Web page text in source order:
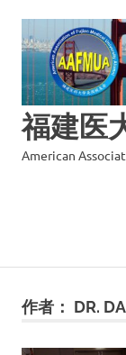
content
福建医
American
作者： DR.